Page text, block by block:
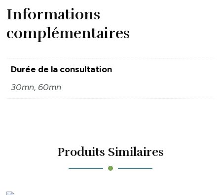
Informations
complémentaires
Durée de la consultation
30mn, 60mn
Produits Similaires